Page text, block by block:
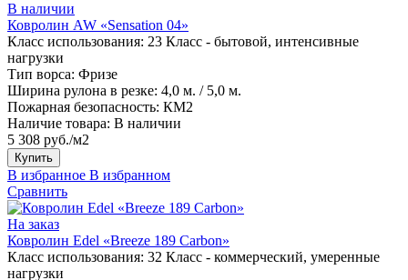
В наличии
Ковролин AW «Sensation 04»
Класс использования: 23 Класс - бытовой, интенсивные
нагрузки
Тип ворса: Фризе
Ширина рулона в резке: 4,0 м. / 5,0 м.
Пожарная безопасность: КМ2
Наличие товара: В наличии
5 308 руб./м2
Купить
В избранное В избранном
Сравнить
На заказ
Ковролин Edel «Breeze 189 Carbon»
Класс использования: 32 Класс - коммерческий, умеренные
нагрузки